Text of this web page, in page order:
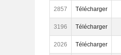
Télécharger
2857
Télécharger
3196
Télécharger
2026